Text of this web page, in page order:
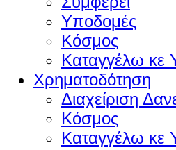
Υποδομές
Κόσμος
Καταγγέλω κε
Χρηματοδότηση
Διαχείριση
Κόσμος
Καταγγέλω κε